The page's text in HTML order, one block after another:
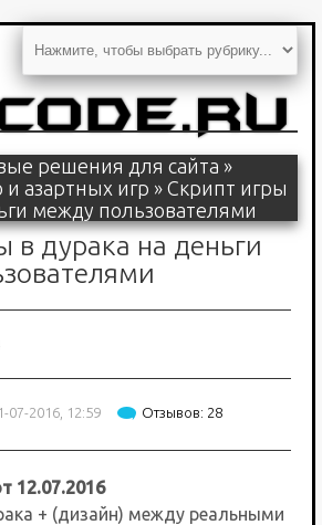
решения для сайта »
азартных игр » Скрипт игры
между пользователями
в дурака на деньги
07-2016, 12:59 Отзывов: 28
12.07.2016
+ (дизайн) между реальными